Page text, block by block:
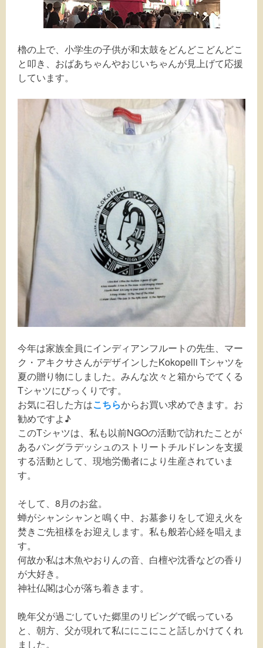
櫓の上で、小学生の子供が和太鼓をどんどこどんどこ
と叩き、おばあちゃんやおじいちゃんが見上げて応援
しています。
今年は家族全員にインディアンフルートの先生、マー
ク・アキクサさんがデザインしたKokopelli Tシャツを
夏の贈り物にしました。みんな次々と箱からでてくる
Tシャツにびっくりです。
お気に召した方はこちらからお買い求めできます。お
勧めですよ♪
このTシャツは、私も以前NGOの活動で訪れたことが
あるバングラデッシュのストリートチルドレンを支援
する活動として、現地労働者により生産されていま
す。
そして、8月のお盆。
蝉がシャンシャンと鳴く中、お墓参りをして迎え火を
焚きご先祖様をお迎えします。私も般若心経を唱えま
す。
何故か私は木魚やおりんの音、白檀や沈香などの香り
が大好き。
神社仏閣は心が落ち着きます。
晩年父が過ごしていた郷里のリビングで眠っている
と、朝方、父が現れて私ににこにこと話しかけてくれ
ました。